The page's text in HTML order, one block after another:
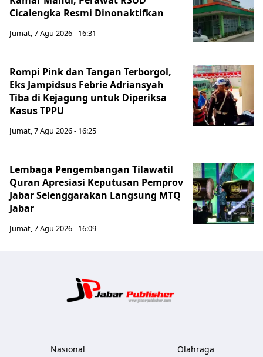
Cicalengka Resmi Dinonaktifkan
Jumat, 7 Agu 2026 - 16:31
Rompi Pink dan Tangan Terborgol,
Eks Jampidsus Febrie Adriansyah
Tiba di Kejagung untuk Diperiksa
Kasus TPPU
Jumat, 7 Agu 2026 - 16:25
Lembaga Pengembangan Tilawatil
Quran Apresiasi Keputusan Pemprov
Jabar Selenggarakan Langsung MTQ
Jabar
Jumat, 7 Agu 2026 - 16:09
Nasional Olahraga